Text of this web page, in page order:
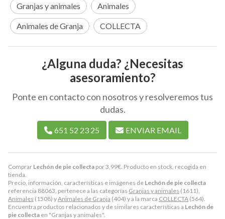
Comprar Lechón de pie collecta por3,99€ . Producto en stock, recogida en
tienda.
Precio, información, características e imágenes de Lechón de pie collecta
referencia 88063, pertenece a las categorías Granjas y animales (1611),
Animales (1508) yAnimales de Granja (404) y a la marca COLLECTA (564).
Encuentra productos relacionados y de similares características a Lechón de
pie collecta en "Granjas y animales".
Granjas y animales
Animales
Animales de Granja COLLECTA
¿Alguna duda? ¿Necesitas
asesoramiento?
Ponte en contacto con nosotros y resolveremos tus
dudas.
651 52 23 25 ENVIAR EMAIL